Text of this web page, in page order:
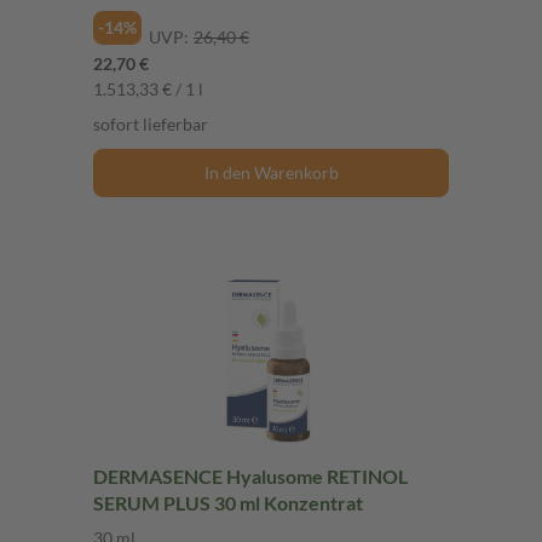
-14% UVP: 26,40 €
22,70 €
1.513,33 € / 1 l
sofort lieferbar
In den Warenkorb
DERMASENCE Hyalusome RETINOL
SERUM PLUS 30 ml Konzentrat
30 ml